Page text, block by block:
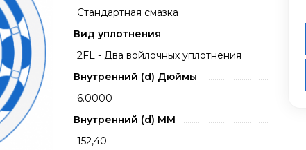
Стандартная смазка
Вид уплотнения
2FL - Два войлочных уплотнения
Внутренний (d) Дюймы
6.0000
Внутренний (d) ММ
152,40